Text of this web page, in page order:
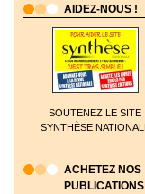
AIDEZ-NOUS !
SOUTENEZ LE SITE
SYNTHÈSE
ACHETEZ NOS
PUBLICATIONS